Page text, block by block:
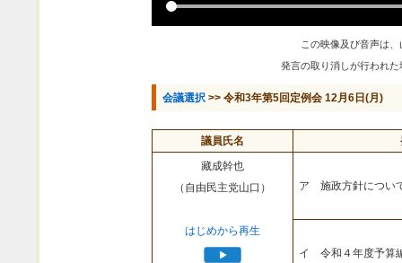
この映像及び音声は
発言の取り消しが行われ
会議選択 >> 令和3年第5回定例会 12月6日(月)
議員氏名
藏成幹也
（自由民主党山口）
はじめから再生
ア 施政方針につい
イ 令和４年度予算